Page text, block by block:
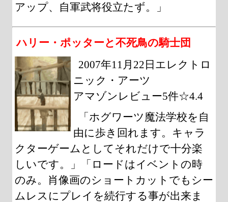
アップ、自軍武将役立たず。」
ハリー・ポッターと不死鳥の騎士団
2007年11月22日エレクトロ
ニック・アーツ
アマゾンレビュー5件☆4.4
「ホグワーツ魔法学校を自
由に歩き回れます。キャラ
クターゲームとしてそれだけで十分楽
しいです。」「ロードはイベントの時
のみ。肖像画のショートカットでもシー
ムレスにプレイを続行する事が出来ま